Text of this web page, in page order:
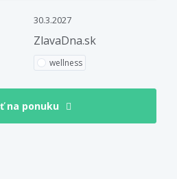
30.3.2027
ZlavaDna.sk
wellness
na ponuku